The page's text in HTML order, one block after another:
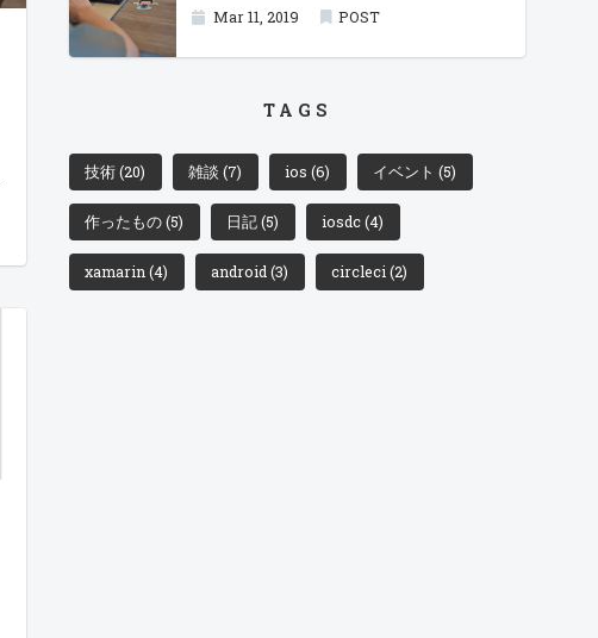
Mar 11, 2019 POST
TAGS
技術(20) 雑談(7) ios(6) イベント(5)
作ったもの(5) 日記(5) iosdc(4)
xamarin(4) android(3) circleci(2)